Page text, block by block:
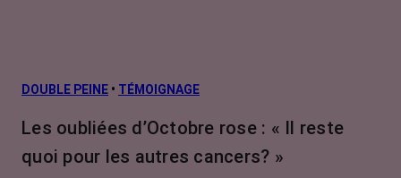
DOUBLE PEINE • TÉMOIGNAGE
Les oubliées d’Octobre rose : « Il reste
quoi pour les autres cancers? »